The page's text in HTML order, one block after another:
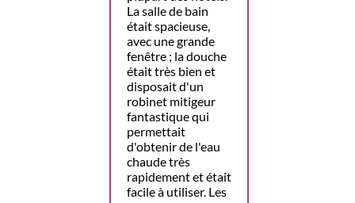
La salle de bain
était spacieuse,
avec une grande
fenêtre ; la douche
était très bien et
disposait d'un
robinet mitigeur
fantastique qui
permettait
d'obtenir de l'eau
chaude très
rapidement et était
facile à utiliser. Les